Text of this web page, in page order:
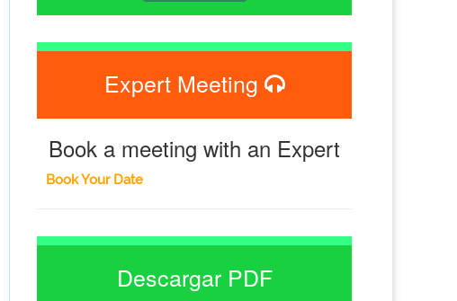
Expert Meeting
Book a meeting with an Expert
Book Your Date
Descargar PDF